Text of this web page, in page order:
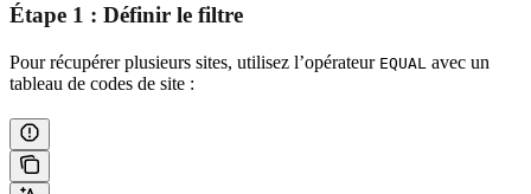
Étape 1 : Définir le filtre
Pour récupérer plusieurs sites, utilisez l’opérateur EQUAL avec un
tableau de codes de site :